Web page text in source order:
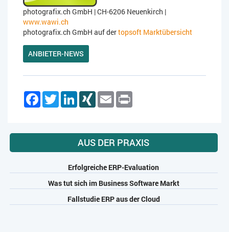
photografix.ch GmbH | CH-6206 Neuenkirch |
www.wawi.ch
photografix.ch GmbH auf dertopsoft Marktübersicht
ANBIETER-NEWS
FacebookTwitterLinkedInXING Email
AUS DER PRAXIS
Erfolgreiche ERP-Evaluation
Was tut sich im Business Software Markt
Fallstudie ERP aus der Cloud